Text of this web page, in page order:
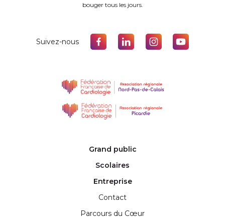
bouger tous les jours.
Suivez-nous
Grand public
Scolaires
Entreprise
Contact
Parcours du Cœur